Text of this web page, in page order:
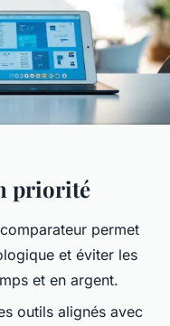
priorité
permet
et éviter les
et en argent.
outils alignés avec